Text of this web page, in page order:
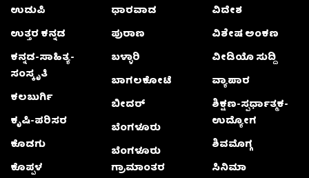
ಉಡುಪಿ
ಉತ್ತರ ಕನ್ನಡ
ಕನ್ನಡ-ಸಾಹಿತ್ಯ-
ಸಂಸ್ಕೃತಿ
ಕಲಬುರ್ಗಿ
ಕೃಷಿ-ಪರಿಸರ
ಕೊಡಗು
ಕೊಪ್ಪಳ
ಧಾರವಾಡ
ಪುರಾಣ
ಬಳ್ಳಾರಿ
ಬಾಗಲಕೋಟೆ
ಬೀದರ್
ಬೆಂಗಳೂರು
ಬೆಂಗಳೂರು
ಗ್ರಾಮಾಂತರ
ವಿದೇಶ
ವಿಶೇಷ ಅಂಕಣ
ವೀಡಿಯೊ ಸುದ್ದಿ
ವ್ಯಾಪಾರ
ಶಿಕ್ಷಣ-ಸ್ಪರ್ಧಾತ್ಮಕ-
ಉದ್ಯೋಗ
ಶಿವಮೊಗ್ಗ
ಸಿನಿಮಾ